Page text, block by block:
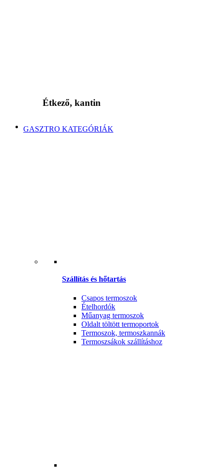
Étkező, kantin
GASZTRO KATEGÓRIÁK
Szállítás és hőtartás
Csapos termoszok
Ételhordók
Műanyag termoszok
Oldalt töltött termoportok
Termoszok, termoszkannák
Termoszsákok szállításhoz